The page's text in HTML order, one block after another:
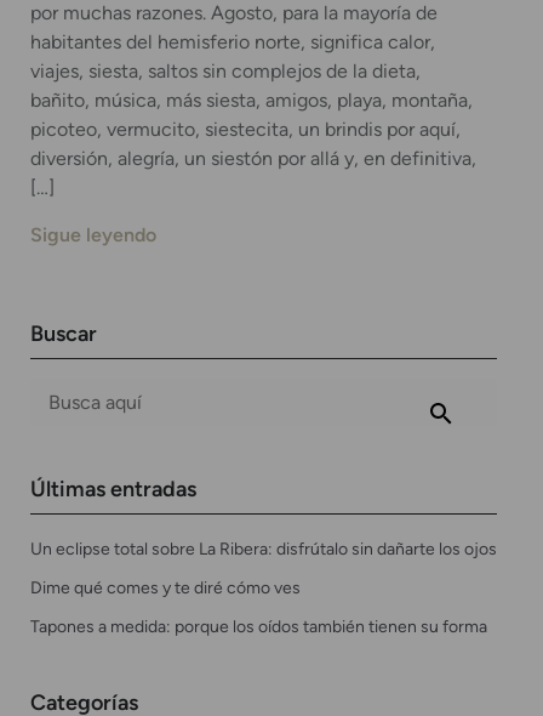
por muchas razones. Agosto, para la mayoría de
habitantes del hemisferio norte, significa calor,
viajes, siesta, saltos sin complejos de la dieta,
bañito, música, más siesta, amigos, playa, montaña,
picoteo, vermucito, siestecita, un brindis por aquí,
diversión, alegría, un siestón por allá y, en definitiva,
[…]
Sigue leyendo
Buscar
Últimas entradas
Un eclipse total sobre La Ribera: disfrútalo sin dañarte los ojos
Dime qué comes y te diré cómo ves
Tapones a medida: porque los oídos también tienen su forma
Categorías